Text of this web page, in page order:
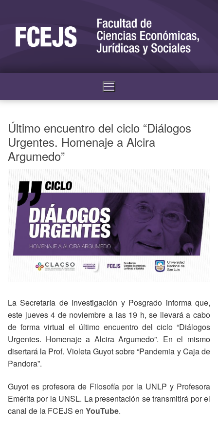
Último encuentro del ciclo “Diálogos
Urgentes. Homenaje a Alcira
Argumedo”
La Secretaría de Investigación y Posgrado informa que,
este jueves 4 de noviembre a las 19 h, se llevará a cabo
de forma virtual el último encuentro del ciclo “Diálogos
Urgentes. Homenaje a Alcira Argumedo”. En el mismo
disertará la Prof. Violeta Guyot sobre “Pandemia y Caja de
Pandora”.
Guyot es profesora de Filosofía por la UNLP y Profesora
Emérita por la UNSL. La presentación se transmitirá por el
canal de la FCEJS en YouTube.